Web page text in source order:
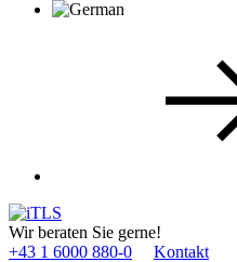
Wir beraten Sie gerne!
+43 1 6000 880­-0
Kontakt